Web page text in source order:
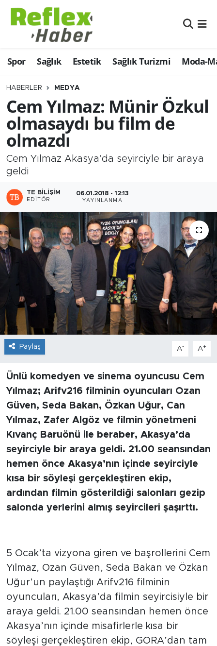
Spor Sağlık Estetik Sağlık Turizmi Moda-
HABERLER MEDYA
Cem Yılmaz: Münir Özkul
olmasaydı bu film de
olmazdı
Cem Yılmaz Akasya’da seyirciyle bir araya
geldi
TE BILIŞIM
EDITÖR
06.01.2018 - 12:13
YAYINLANMA
Paylaş A- A+
Ünlü komedyen ve sinema oyuncusu Cem
Yılmaz; Arifv216 filminin oyuncuları Ozan
Güven, Seda Bakan, Özkan Uğur, Can
Yılmaz, Zafer Algöz ve filmin yönetmeni
Kıvanç Baruönü ile beraber, Akasya’da
seyirciyle bir araya geldi. 21.00 seansından
hemen önce Akasya’nın içinde seyirciyle
kısa bir söyleşi gerçekleştiren ekip,
ardından filmin gösterildiği salonları gezip
salonda yerlerini almış seyircileri şaşırttı.
5 Ocak’ta vizyona giren ve başrollerini Cem
Yılmaz, Ozan Güven, Seda Bakan ve Özkan
Uğur’un paylaştığı Arifv216 filminin
oyuncuları, Akasya’da filmin seyircisiyle bir
araya geldi. 21.00 seansından hemen önce
Akasya’nın içinde misafirlerle kısa bir
söyleşi gerçekleştiren ekip, GORA’dan tam
Eğitim
Estetik
Firmalardan
Güncel
İş ve Ekonomi
Moda-Magazin-Eğlence
Sanat
Spor
Teknoloji
Nöbetçi Eczaneler
Hava Durumu
Namaz Vakitleri
Trafik Durumu
Şampiyonlar Ligi Puan Durumu ve Fikstür
Tüm Manşetler